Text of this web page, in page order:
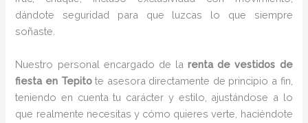
dándote seguridad para que luzcas lo que siempre
soñaste.
Nuestro personal encargado de larenta de vestidos de
fiesta en Tepitote asesora directamente de principio a fin,
teniendo en cuenta tu carácter y estilo, ajustándose a lo
que realmente necesitas y cómo quieres verte, haciéndote